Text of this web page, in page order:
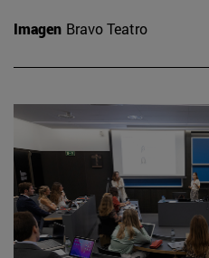
Imagen Bravo Teatro